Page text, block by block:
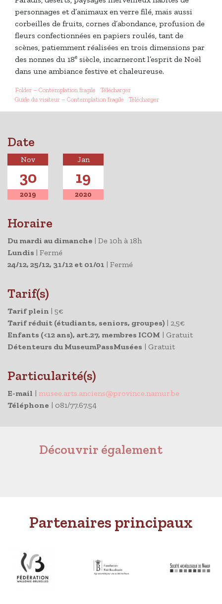
personnages et d’animaux en verre filé, mais aussi
corbeilles de fruits, cornes d’abondance, profusion de
fleurs confectionnées en papiers roulés, tant de
scènes, patiemment réalisées en trois dimensions par
des nonnes du 18e siècle, incarneront l’esprit de Noël
dans une ambiance festive et chaleureuse.
Folder – Contemplation fragile
Télécharger
Guide du visiteur – Contemplation fragile
Télécharger
Date
Nov
30
2019
Jan
19
2020
Horaire
Du mardi au dimanche | De 10h à 18h
Lundis | Fermé
24/12, 25/12, 31/12 et 01/01 | Fermé
Tarif(s)
Tarif plein | 5€
Tarif réduit (étudiants, seniors, groupes) | 2,5€
Enfants (<12 ans), art.27, membres ICOM | Gratuit
Détenteurs du MuseumPassMusées | Gratuit
Particularité(s)
E-mail | musee.arts.anciens@province.namur.be
Téléphone | 081/77.67.54
Découvrir également
Partenaires principaux